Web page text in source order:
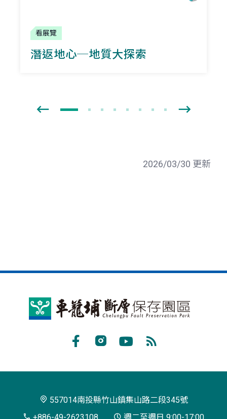
看展覽
潛返地心─地質大探索
2026/03/30 更新
車
存
閱
557014南投縣竹山鎮集山路二段345號